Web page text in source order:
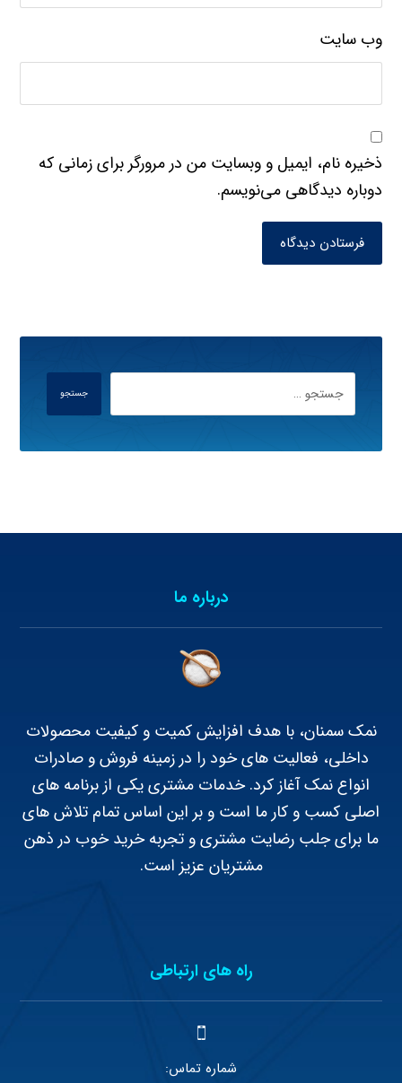
وب‌ سایت
ذخیره نام، ایمیل و وبسایت من در مرورگر برای زمانی که
دوباره دیدگاهی می‌نویسم.
فرستادن دیدگاه
جستجو
درباره ما
نمک سمنان، با هدف افزایش کمیت و کیفیت محصولات
داخلی، فعالیت های خود را در زمینه فروش و صادرات
انواع نمک آغاز کرد. خدمات مشتری یکی از برنامه های
اصلی کسب و کار ما است و بر این اساس تمام تلاش های
ما برای جلب رضایت مشتری و تجربه خرید خوب در ذهن
مشتریان عزیز است.
راه های ارتباطی
شماره تماس: